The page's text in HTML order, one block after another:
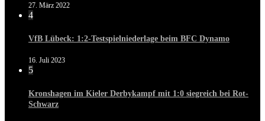
27. März 2022
4
VfB Lübeck: 1:2-Testspielniederlage beim BFC Dynamo
16. Juli 2023
5
Kronshagen im Kieler Derbykampf mit 1:0 siegreich bei Rot-
Schwarz